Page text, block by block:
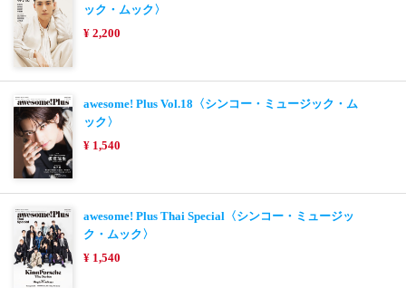
ック・ムック〉
¥ 2,200
awesome! Plus Vol.18〈シンコー・ミュージック・ム
ック〉
¥ 1,540
awesome! Plus Thai Special〈シンコー・ミュージッ
ク・ムック〉
¥ 1,540